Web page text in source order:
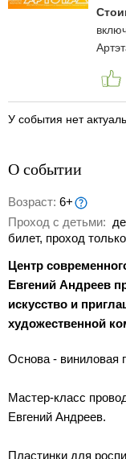
У события нет
О событии
Возраст: 6+
Проход с детьми:
билет, проход
Центр
Евгений Андреев
искусство и
художественной
Основа - виниловая
Мастер-класс
Евгений Андреев.
Пластинки для